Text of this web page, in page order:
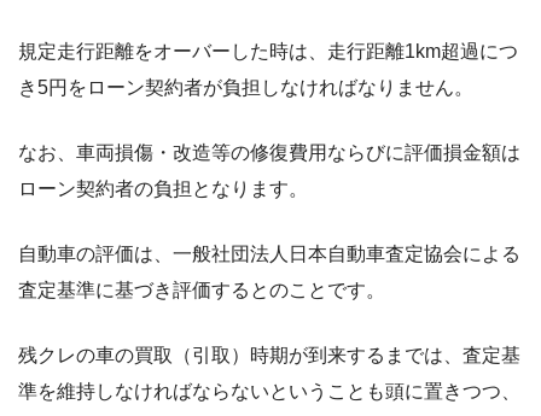
規定走行距離をオーバーした時は、走行距離1km超過につ
き5円をローン契約者が負担しなければなりません。
なお、車両損傷・改造等の修復費用ならびに評価損金額は
ローン契約者の負担となります。
自動車の評価は、一般社団法人日本自動車査定協会による
査定基準に基づき評価するとのことです。
残クレの車の買取（引取）時期が到来するまでは、査定基
準を維持しなければならないということも頭に置きつつ、